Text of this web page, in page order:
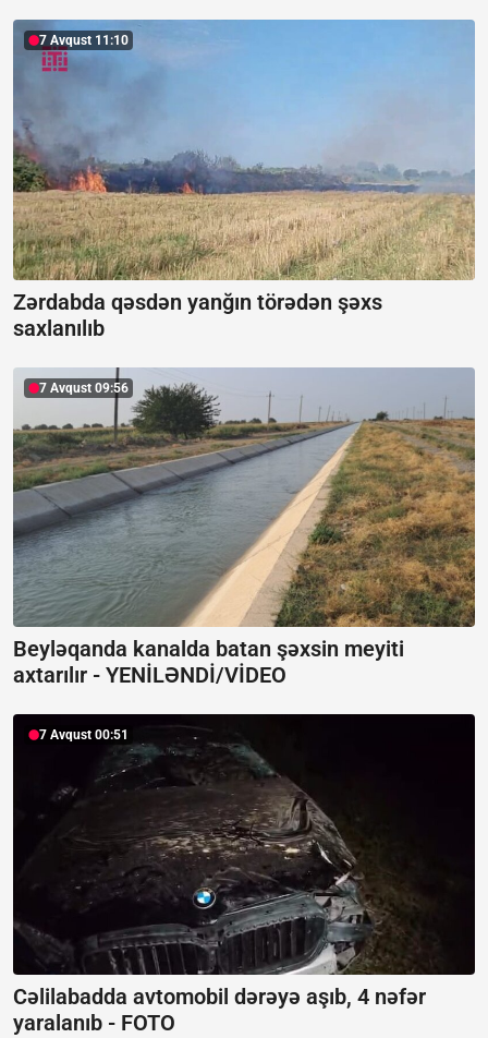
7 Avqust 11:10
Zərdabda qəsdən yanğın törədən şəxs
saxlanılıb
7 Avqust 09:56
Beyləqanda kanalda batan şəxsin meyiti
axtarılır - YENİLƏNDİ/VİDEO
7 Avqust 00:51
Cəlilabadda avtomobil dərəyə aşıb, 4 nəfər
yaralanıb - FOTO